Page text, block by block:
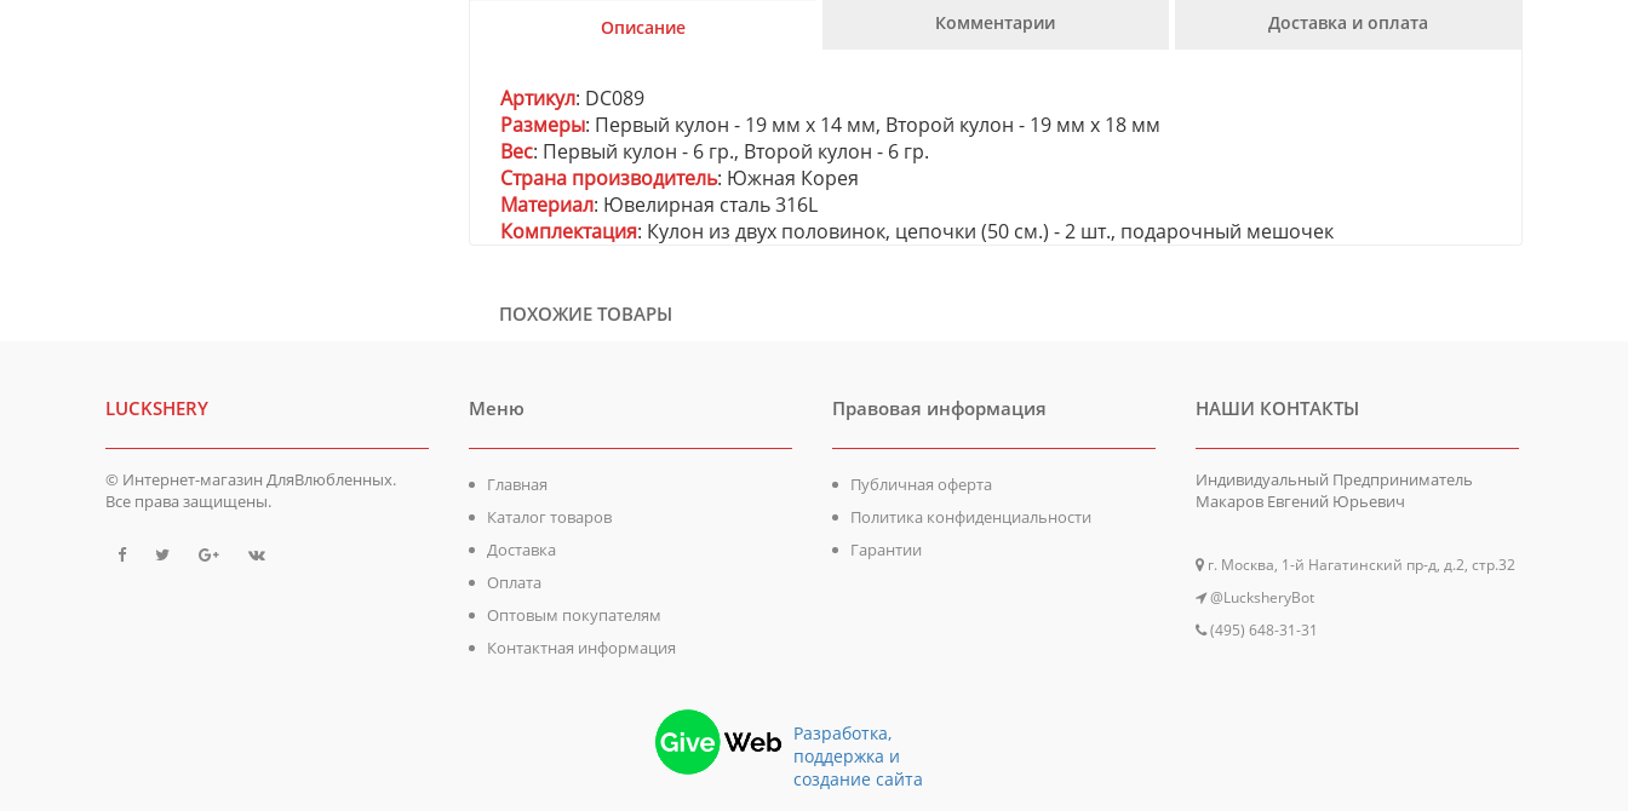
Описание Комментарии Доставка и оплата
Артикул: DC089
Размеры: Первый кулон - 19 мм х 14 мм, Второй кулон - 19 мм х 18 мм
Вес: Первый кулон - 6 гр., Второй кулон - 6 гр.
Страна производитель: Южная Корея
Материал: Ювелирная сталь 316L
Комплектация: Кулон из двух половинок, цепочки (50 см.) - 2 шт., подарочный мешочек
ПОХОЖИЕ ТОВАРЫ
LUCKSHERY
© Интернет-магазин ДляВлюбленных.
Все права защищены.
Меню
Главная
Каталог товаров
Доставка
Оплата
Оптовым покупателям
Контактная информация
Правовая информация
Публичная оферта
Политика конфиденциальности
Гарантии
НАШИ КОНТАКТЫ
Индивидуальный Предприниматель
Макаров Евгений Юрьевич
г. Москва, 1-й Нагатинский пр-д, д.2, стр.32
@LucksheryBot
(495) 648-31-31
Разработка,
поддержка и
создание сайта